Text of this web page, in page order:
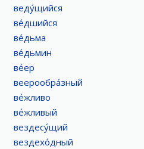
веду́щийся
ве́дшийся
ве́дьма
ве́дьмин
ве́ер
веерообра́зный
ве́жливо
ве́жливый
вездесу́щий
вездехо́дный